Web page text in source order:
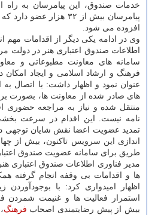
خدمات صندوق، این پیامرسان به راه
پیامرسان بیش از ۳۲ هزار
افزوده می شود.
وی در ادامه یکی دیگر از اقدامات مهم
اطلاعات صندوق اعتباری هنر در دولت
سامانه های معاونت مطبوعاتی و
فرهنگ و ارشاد اسلامی و ایجاد
عنوان نمود و اظهار داشت: با اتصال به
های صادر شده از معاونت ها، بصورت
منتقل شده و نیاز به مراجعه حضوری
نامه نیست. این اقدام در سرعت
تمدید عضویت اعضا نقش شایان توجهی
اندازی این سرویس تاکنون، بیش از
طریق برای سامانه عضویت صندوق
مدیر فناوری اطلاعات صندوق اعتباری
ها و اقدامات بی وقفه انجام گرفته
اظهار امیدواری کرد: با
استمرار فعالیت ها و غنیمت شمردن
بیش از پیش رضایتمندی اصحاب فرهنگ